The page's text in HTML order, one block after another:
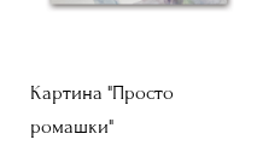
Картина "Просто
ромашки"